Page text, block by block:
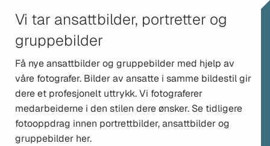
Vi tar ansattbilder, portretter og
gruppebilder
Få nye ansattbilder og gruppebilder med hjelp av
våre fotografer. Bilder av ansatte i samme bildestil gir
dere et profesjonelt uttrykk. Vi fotograferer
medarbeiderne i den stilen dere ønsker. Se tidligere
fotooppdrag innen portrettbilder, ansattbilder og
gruppebilder her.